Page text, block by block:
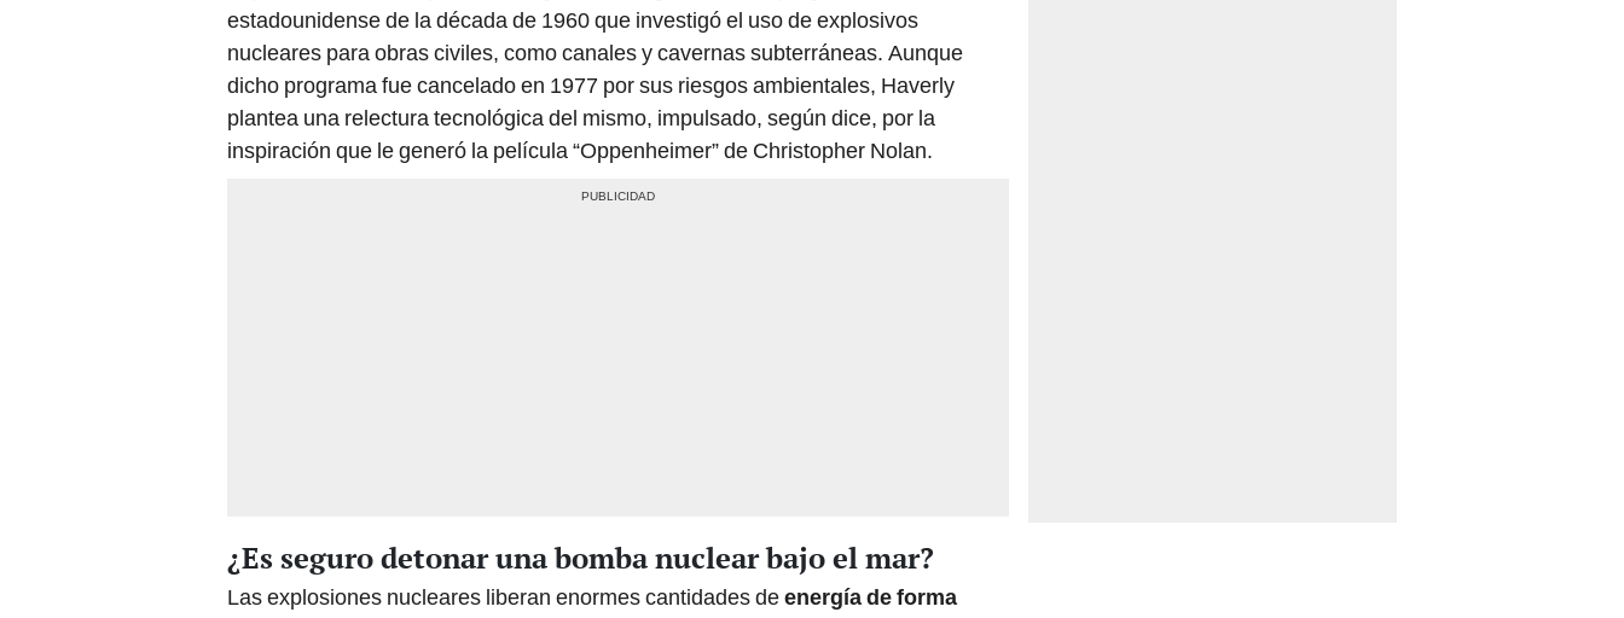
estadounidense de la década de 1960 que investigó el uso de explosivos
nucleares para obras civiles, como canales y cavernas subterráneas. Aunque
dicho programa fue cancelado en 1977 por sus riesgos ambientales, Haverly
plantea una relectura tecnológica del mismo, impulsado, según dice, por la
inspiración que le generó la película “Oppenheimer” de Christopher Nolan.
¿Es seguro detonar una bomba nuclear bajo el mar?
Las explosiones nucleares liberan enormes cantidades deenergía de forma